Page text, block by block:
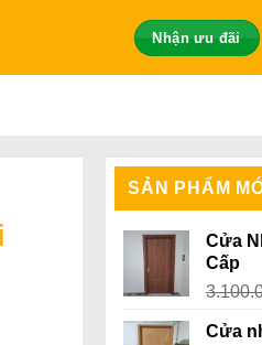
Nhận ưu đãi
SẢN PHẨM
Cửa
Cấp
Cửa